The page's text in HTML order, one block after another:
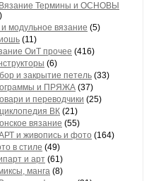
Термины и ОСНОВЫ
модульное вязание (5)
(11)
ОиТ прочее (416)
(6)
и закрытие петель (33)
и ПРЯЖА (37)
и переводчики (25)
ВК (21)
вязание (55)
и живопись и фото (164)
в стиле (49)
и арт (61)
манга (8)